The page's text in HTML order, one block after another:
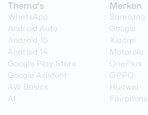
Thema's
WhatsApp
Android Auto
Android 15
Android 14
Google Play Store
Google Asistent
AW Basics
AI
Merken
Samsung
Google
Xiaomi
Motorola
OnePlus
OPPO
Huawei
Fairphone